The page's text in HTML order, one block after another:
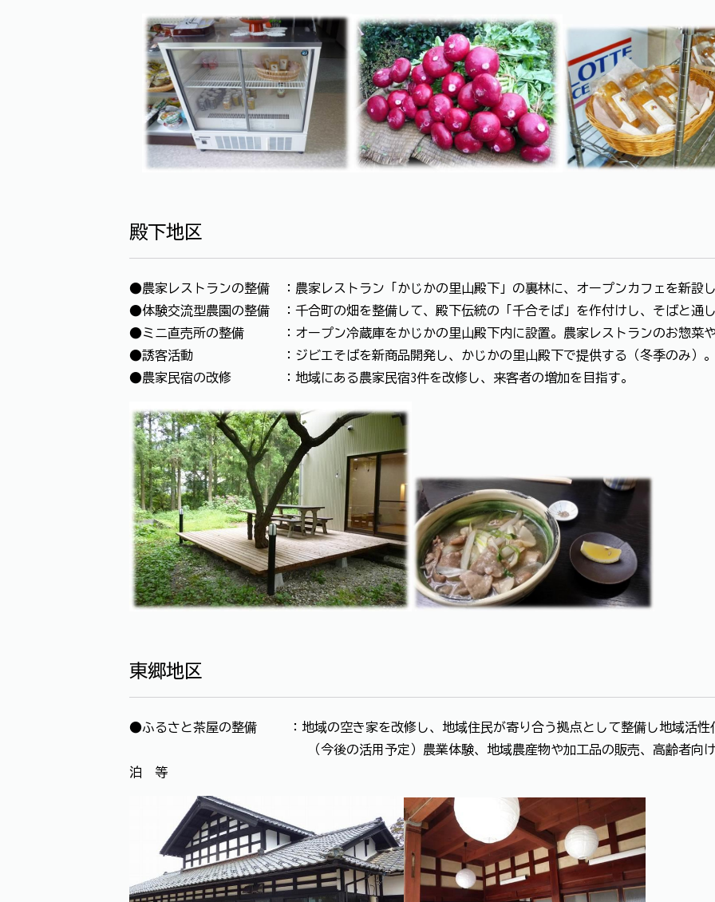
殿下地区
●農家レストランの整備 ：農家レストラン「かじかの里山殿下」の裏林に、オープンカフェを新設
●体験交流型農園の整備 ：千合町の畑を整備して、殿下伝統の「千合そば」を作付けし、そばと通
●ミニ直売所の整備 ：オープン冷蔵庫をかじかの里山殿下内に設置。農家レストランのお惣菜や
●誘客活動 ：ジビエそばを新商品開発し、かじかの里山殿下で提供する（冬季のみ）
●農家民宿の改修 ：地域にある農家民宿3件を改修し、来客者の増加を目指す。
東郷地区
●ふるさと茶屋の整備 ：地域の空き家を改修し、地域住民が寄り合う拠点として整備し地域活性
（今後の活用予定）農業体験、地域農産物や加工品の販売、高齢者向けふれあ
泊 等